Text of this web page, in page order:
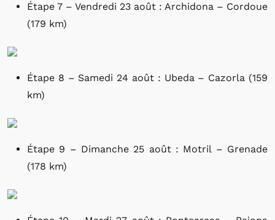
Étape 7 – Vendredi 23 août : Archidona – Cordoue
(179 km)
Étape 8 – Samedi 24 août : Ubeda – Cazorla (159
km)
Étape 9 – Dimanche 25 août : Motril – Grenade
(178 km)